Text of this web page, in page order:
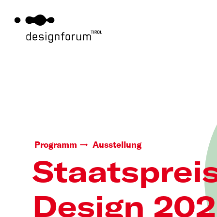
Programm Ausstellung
Design